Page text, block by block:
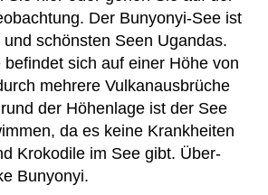
Der Bun­y­onyi-See ist
schöns­ten Seen Ugan­das.
sich auf einer Höhe von
meh­rere Vul­kan­aus­brü­che
der Höhen­lage ist der See
da es keine Krank­hei­ten
Kro­ko­dile im See gibt. Über­
Bunyonyi.